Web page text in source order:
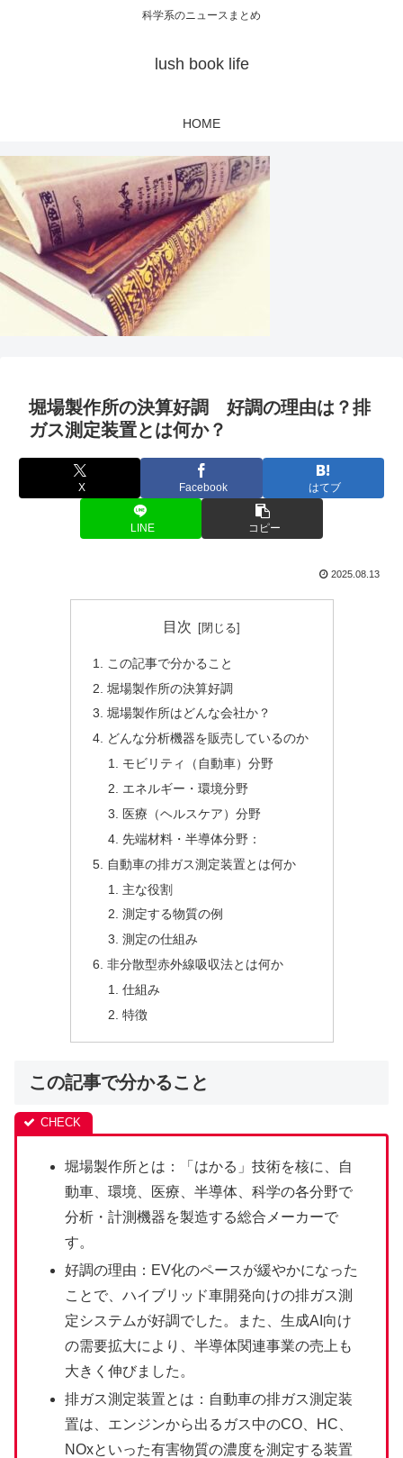
科学系のニュースまとめ
lush book life
HOME
堀場製作所の決算好調 好調の理由は？排
ガス測定装置とは何か？
X Facebook はてブ
LINE コピー
2025.08.13
目次
この記事で分かること
堀場製作所の決算好調
堀場製作所はどんな会社か？
どんな分析機器を販売しているのか
モビリティ（自動車）分野
エネルギー・環境分野
医療（ヘルスケア）分野
先端材料・半導体分野：
自動車の排ガス測定装置とは何か
主な役割
測定する物質の例
測定の仕組み
非分散型赤外線吸収法とは何か
仕組み
特徴
この記事で分かること
堀場製作所とは：「はかる」技術を核に、自
動車、環境、医療、半導体、科学の各分野で
分析・計測機器を製造する総合メーカーで
す。
好調の理由：EV化のペースが緩やかになった
ことで、ハイブリッド車開発向けの排ガス測
定システムが好調でした。また、生成AI向け
の需要拡大により、半導体関連事業の売上も
大きく伸びました。
排ガス測定装置とは：自動車の排ガス測定装
置は、エンジンから出るガス中のCO、HC、
NOxといった有害物質の濃度を測定する装置